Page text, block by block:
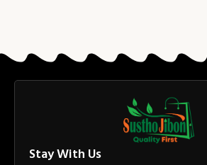
Stay With Us